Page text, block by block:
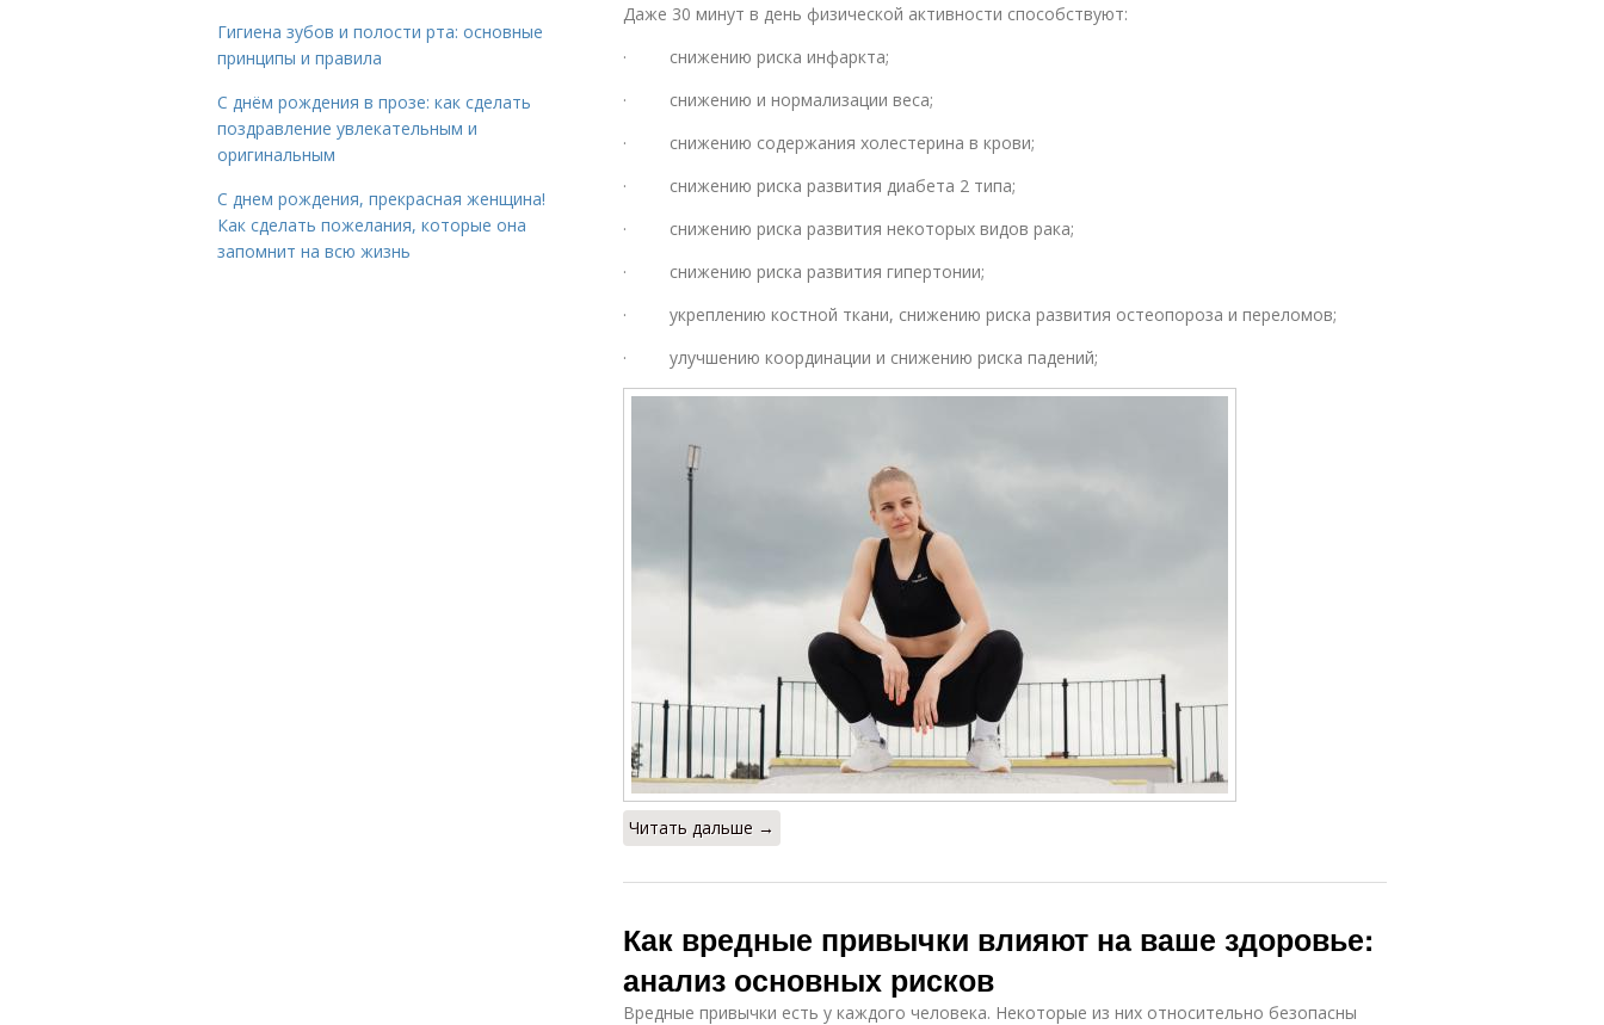
Даже 30 минут в день физической активности способствуют:
· снижению риска инфаркта;
· снижению и нормализации веса;
· снижению содержания холестерина в крови;
· снижению риска развития диабета 2 типа;
· снижению риска развития некоторых видов рака;
· снижению риска развития гипертонии;
· укреплению костной ткани, снижению риска развития остеопороза и переломов;
· улучшению координации и снижению риска падений;
Читать дальше →
Как вредные привычки влияют на ваше здоровье:
анализ основных рисков
Вредные привычки есть у каждого человека. Некоторые из них относительно безопасны
Гигиена зубов и полости рта: основные
принципы и правила
С днём рождения в прозе: как сделать
поздравление увлекательным и
оригинальным
С днем рождения, прекрасная женщина!
Как сделать пожелания, которые она
запомнит на всю жизнь